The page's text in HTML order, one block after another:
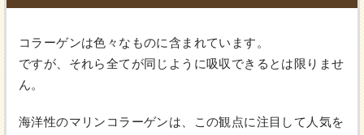
コラーゲンは色々なものに含まれています。
ですが、それら全てが同じように吸収できるとは限りませ
ん。
海洋性のマリンコラーゲンは、この観点に注目して人気を